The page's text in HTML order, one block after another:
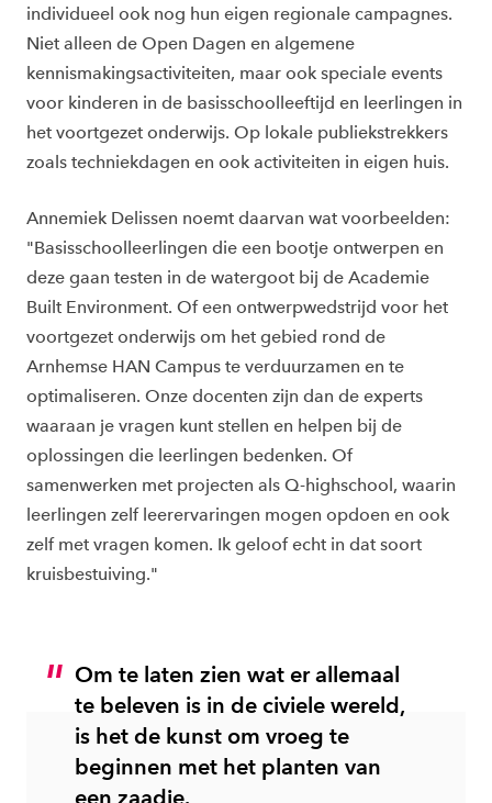
individueel ook nog hun eigen regionale campagnes.
Niet alleen de Open Dagen en algemene
kennismakingsactiviteiten, maar ook speciale events
voor kinderen in de basisschoolleeftijd en leerlingen in
het voortgezet onderwijs. Op lokale publiekstrekkers
zoals techniekdagen en ook activiteiten in eigen huis.
Annemiek Delissen noemt daarvan wat voorbeelden:
"Basisschoolleerlingen die een bootje ontwerpen en
deze gaan testen in de watergoot bij de Academie
Built Environment. Of een ontwerpwedstrijd voor het
voortgezet onderwijs om het gebied rond de
Arnhemse HAN Campus te verduurzamen en te
optimaliseren. Onze docenten zijn dan de experts
waaraan je vragen kunt stellen en helpen bij de
oplossingen die leerlingen bedenken. Of
samenwerken met projecten als Q-highschool, waarin
leerlingen zelf leerervaringen mogen opdoen en ook
zelf met vragen komen. Ik geloof echt in dat soort
kruisbestuiving."
Om te laten zien wat er allemaal
te beleven is in de civiele wereld,
is het de kunst om vroeg te
beginnen met het planten van
een zaadje.